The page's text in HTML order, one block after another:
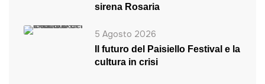
sirena Rosaria
5 Agosto 2026
Il futuro del Paisiello Festival e la
cultura in crisi